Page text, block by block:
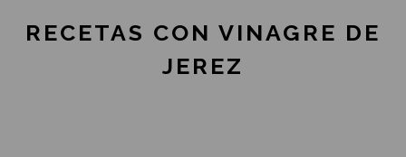
RECETAS CON VINAGRE DE
JEREZ